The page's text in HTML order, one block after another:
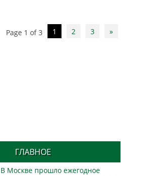
Page 1 of 3 1 2 3 »
ГЛАВНОЕ
В Москве прошло ежегодное